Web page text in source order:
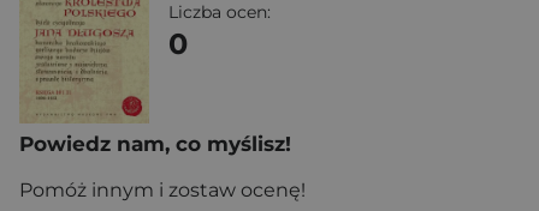
Liczba ocen:
0
Powiedz nam, co myślisz!
Pomóż innym i zostaw ocenę!